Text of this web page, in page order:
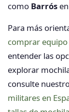
como Barrós
Para más
comprar
entender las
explorar
consulte
militares en